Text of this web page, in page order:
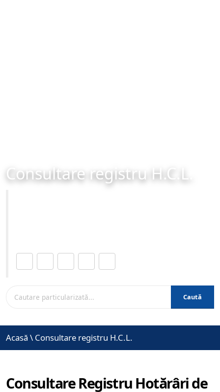
Consultare registru H.C.L.
Caută
Acasă \ Consultare registru H.C.L.
Consultare Registru Hotărâri de